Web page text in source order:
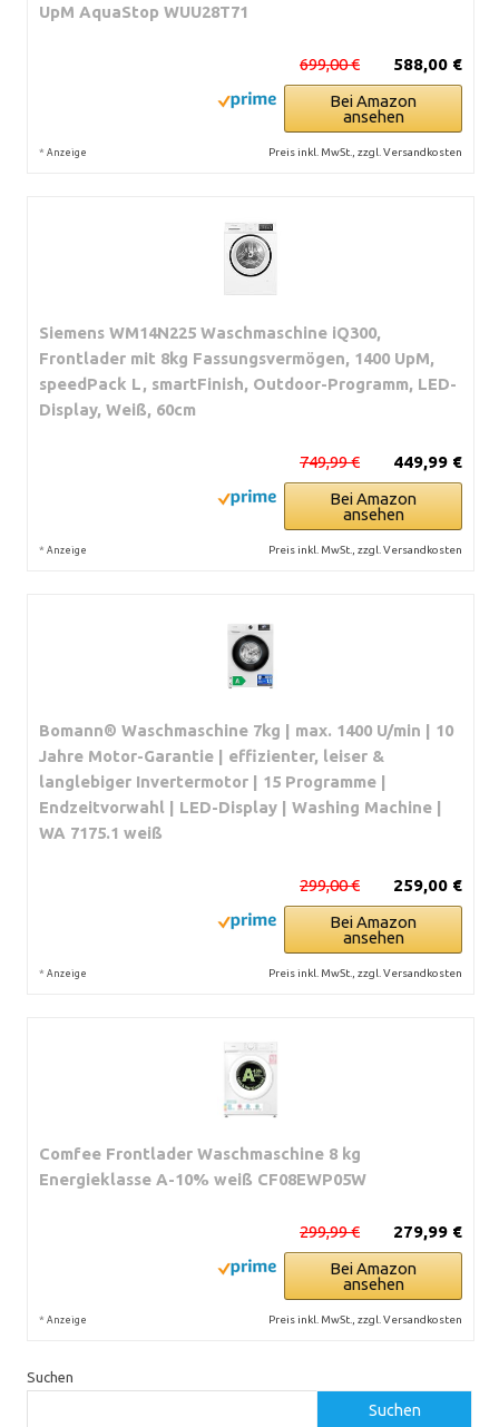
UpM AquaStop WUU28T71
588,00 €
699,00 €
Bei Amazon
ansehen
* Anzeige Preis inkl. MwSt., zzgl. Versandkosten
Siemens WM14N225 Waschmaschine iQ300,
Frontlader mit 8kg Fassungsvermögen, 1400 UpM,
speedPack L, smartFinish, Outdoor-Programm, LED-
Display, Weiß, 60cm
449,99 €
749,99 €
Bei Amazon
ansehen
* Anzeige Preis inkl. MwSt., zzgl. Versandkosten
Bomann® Waschmaschine 7kg | max. 1400 U/min | 10
Jahre Motor-Garantie | effizienter, leiser &
langlebiger Invertermotor | 15 Programme |
Endzeitvorwahl | LED-Display | Washing Machine |
WA 7175.1 weiß
259,00 €
299,00 €
Bei Amazon
ansehen
* Anzeige Preis inkl. MwSt., zzgl. Versandkosten
Comfee Frontlader Waschmaschine 8 kg
Energieklasse A-10% weiß CF08EWP05W
279,99 €
299,99 €
Bei Amazon
ansehen
* Anzeige Preis inkl. MwSt., zzgl. Versandkosten
Suchen
Suchen